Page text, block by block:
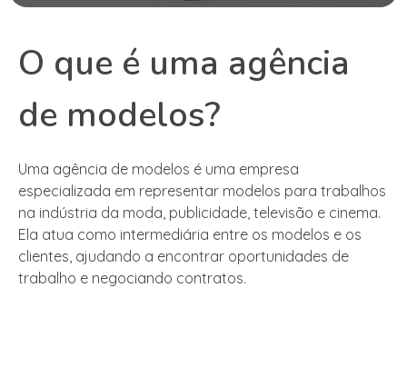
O que é uma agência
de modelos?
Uma agência de modelos é uma empresa
especializada em representar modelos para trabalhos
na indústria da moda, publicidade, televisão e cinema.
Ela atua como intermediária entre os modelos e os
clientes, ajudando a encontrar oportunidades de
trabalho e negociando contratos.